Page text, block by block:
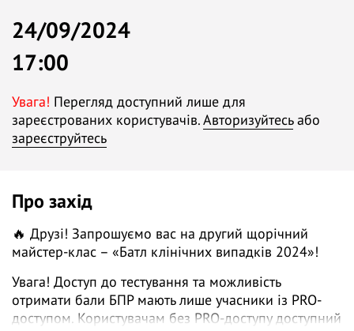
24/09/2024
17:00
Увага! Перегляд доступний лише для
зареєстрованих користувачів.Авторизуйтесьабо
зареєструйтесь
Про захід
🔥 Друзі! Запрошуємо вас на другий щорічний
майстер-клас – «Батл клінічних випадків 2024»!
Увага! Доступ до тестування та можливість
отримати бали БПР мають лише учасники із PRO-
доступом. Користувачам без PRO-доступу доступний